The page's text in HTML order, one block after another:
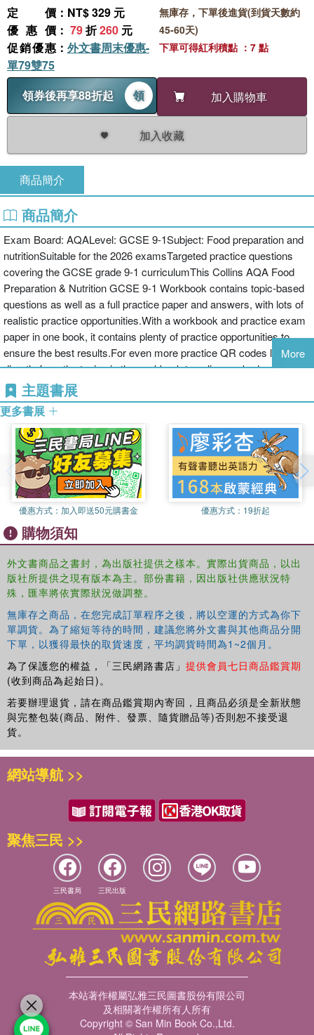
定價 ：NT$ 329 元
優惠價 ： 79折260 元
促銷優惠 ： 外文書周末優惠-
單79雙75
領券後再享88折起
領 加入購物車
加入收藏
無庫存，下單後進貨(到貨天數約
45-60天)
下單可得紅利積點 ：7 點
商品簡介
商品簡介
Exam Board: AQALevel: GCSE 9-1Subject: Food preparation and
nutritionSuitable for the 2026 examsTargeted practice questions
covering the GCSE grade 9-1 curriculumThis Collins AQA Food
Preparation & Nutrition GCSE 9-1 Workbook contains topic-based
questions as well as a full practice paper and answers, with lots of
realistic practice opportunities.With a workbook and practice exam
paper in one book, it contains plenty of practice opportunities to
ensure the best results.For even more practice QR codes link
directly from the topics in the workbook to online worked solution
videos.Includes:• selection of questions covering each topic• topic-
by-topic practice• complete exam-style paper• online video
solutions for every topic
More
主題書展
更多書展
優惠方式： 加入即送50元購書金 優惠方式： 19折起
購物須知
外文書商品之書封，為出版社提供之樣本。實際出貨商品，以出
版社所提供之現有版本為主。部份書籍，因出版社供應狀況特
殊，匯率將依實際狀況做調整。
無庫存之商品，在您完成訂單程序之後，將以空運的方式為你下
單調貨。為了縮短等待的時間，建議您將外文書與其他商品分開
下單，以獲得最快的取貨速度，平均調貨時間為1~2個月。
為了保護您的權益，「三民網路書店」 提供會員七日商品鑑賞期
(收到商品為起始日)。
若要辦理退貨，請在商品鑑賞期內寄回，且商品必須是全新狀態
與完整包裝(商品、附件、發票、隨貨贈品等)否則恕不接受退
貨。
網站導航 >>
聚焦三民 >>
三民書局 三民出版
本站著作權屬弘雅三民圖書股份有限公司
及相關著作權所有人所有
Copyright © San Min Book Co.,Ltd.